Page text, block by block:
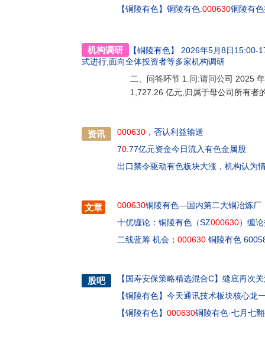
【铜陵有色】 铜陵有色:000630铜陵有
机构调研 【铜陵有色】
2026年5月8日15:00-
式进行,面向全体投资者等多家机构调研
二、问答环节 1.问:请问公司 2025
1,727.26 亿元,归属于母公司所有者
资讯 000630 ，否认利益输送
70 .77亿元资金今日流入有色金属股
出口禁令驱动有色板块大涨，机构认为
文章 000630铜陵有色—国内第二大铜冶炼厂
十优缠论：铜陵有色（SZ000630）缠
二线蓝筹 机会； 000630 铜陵有色
股吧 【国寿安保策略精选混合C】 缝底再次
【铜陵有色】 今天通讯技术板块核心龙
【铜陵有色】 000630铜陵有色·七月七